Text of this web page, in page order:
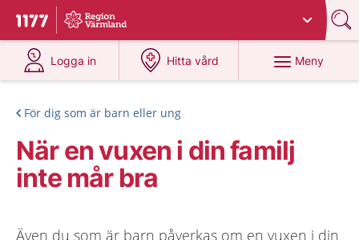
Till startsidan för 1177
Du har valt region
Logga in
på 1177.se
Hitta vård
på 1177.se
Meny
För dig som är barn eller ung
När en vuxen i din familj
inte mår bra
Även du som är barn påverkas om en vuxen i din